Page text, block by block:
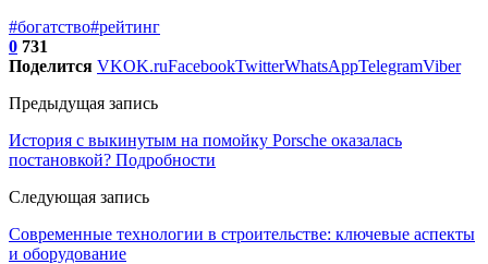
#богатство#рейтинг
0 731
Поделится VKOK.ruFacebookTwitterWhatsAppTelegramViber
Предыдущая запись
История с выкинутым на помойку Porsche оказалась
постановкой? Подробности
Следующая запись
Современные технологии в строительстве: ключевые аспекты
и оборудование